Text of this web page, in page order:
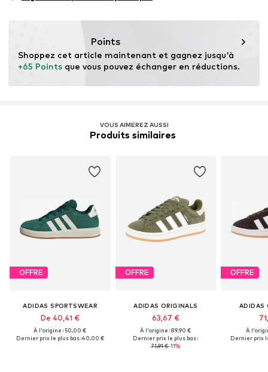
Points
+65 Points que vous pouvez échanger en réductions.
VOUS AIMEREZ AUSSI
Produits similaires
OFFRE
ADIDAS SPORTSWEAR
De 40,41 €
À l'origine : 50,00 €
Dernier prix le plus bas :40,00 €
OFFRE
ADIDAS ORIGINALS
63,67 €
À l'origine : 89,90 €
Dernier prix le plus bas :
71,91 €-11%
OFFRE
ADIDAS
À
Dernier prix